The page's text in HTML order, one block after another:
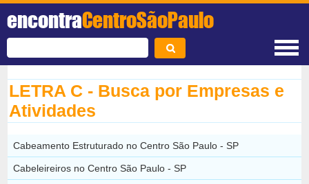
encontraCentroSãoPaulo
LETRA C - Busca por Empresas e
Atividades
Cabeamento Estruturado no Centro São Paulo - SP
Cabeleireiros no Centro São Paulo - SP